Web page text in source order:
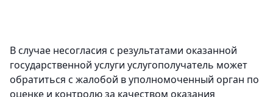
В случае несогласия с результатами оказанной
государственной услуги услугополучатель может
обратиться с жалобой в уполномоченный орган по
оценке и контролю за качеством оказания